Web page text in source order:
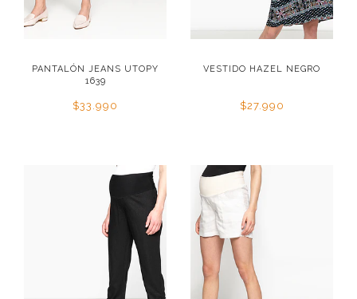
PANTALÓN JEANS UTOPY
1639
$33.990
VESTIDO HAZEL NEGRO
$27.990